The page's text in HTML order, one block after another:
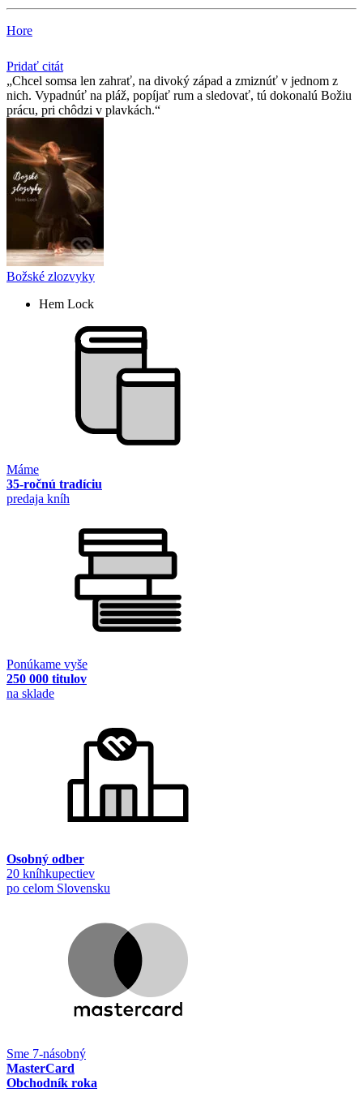
Hore
Pridať citát
Chcel somsa len zahrať, na divoký západ a zmiznúť v jednom z
nich. Vypadnúť na pláž, popíjať rum a sledovať, tú dokonalú Božiu
prácu, pri chôdzi v plavkách.
Božské zlozvyky
Hem Lock
Máme
35-ročnú tradíciu
predaja kníh
Ponúkame vyše
250 000 titulov
na sklade
Osobný odber
20 kníhkupectiev
po celom Slovensku
Sme 7-násobný
MasterCard
Obchodník roka